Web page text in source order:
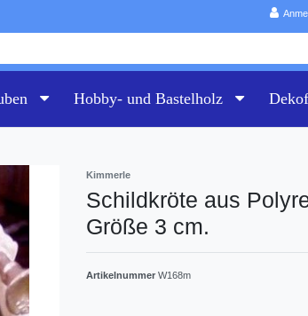
Hobby- und Bastelholz
Kimmerle
Schildkröte aus
Größe 3 cm.
Artikelnummer W168m